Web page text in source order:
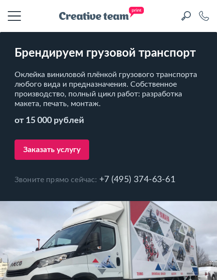
Брендируем грузовой транспорт
Оклейка виниловой плёнкой грузового транспорта
любого вида и предназначения. Собственное
производство, полный цикл работ: разработка
макета, печать, монтаж.
от 15 000 рублей
Заказать услугу
Звоните прямо сейчас: +7 (495) 374-63-61